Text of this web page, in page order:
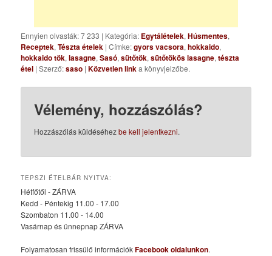
Ennyien olvasták: 7 233 | Kategória: Egytálételek,Húsmentes,
Receptek,Tészta ételek | Címke:gyors vacsora,hokkaido,
hokkaido tök,lasagne,Sasó,sütőtök,sütőtökös lasagne,tészta
étel | Szerző:saso |Közvetlen linka könyvjelzőbe.
Vélemény, hozzászólás?
Hozzászólás küldéséhezbe kell jelentkezni.
TEPSZI ÉTELBÁR NYITVA:
Hétfőtől - ZÁRVA
Kedd - Péntekig 11.00 - 17.00
Szombaton 11.00 - 14.00
Vasárnap és ünnepnap ZÁRVA
Folyamatosan frissülő információkFacebook oldalunkon.